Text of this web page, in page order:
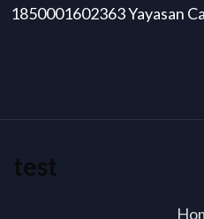
1850001602363 Yayasan
test